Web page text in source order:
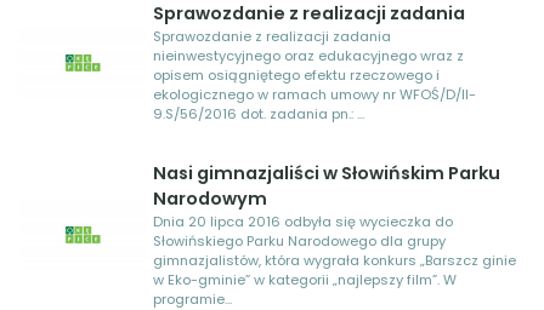
Sprawozdanie z realizacji zadania
Sprawozdanie z realizacji zadania
nieinwestycyjnego oraz edukacyjnego wraz z
opisem osiągniętego efektu rzeczowego i
ekologicznego w ramach umowy nr WFOŚ/D/II-
9.S/56/2016 dot. zadania pn.: ...
Nasi gimnazjaliści w Słowińskim Parku
Narodowym
Dnia 20 lipca 2016 odbyła się wycieczka do
Słowińskiego Parku Narodowego dla grupy
gimnazjalistów, która wygrała konkurs „Barszcz ginie
w Eko-gminie” w kategorii „najlepszy film”. W
programie...